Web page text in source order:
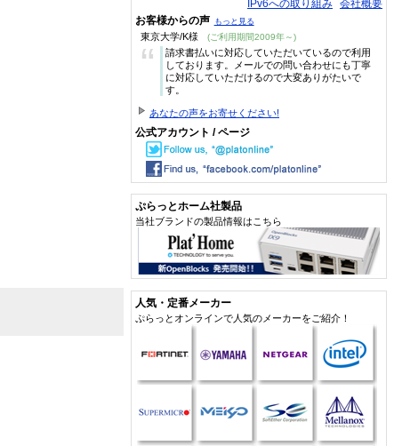
IPv6への取り組み 会社概要
お客様からの声 もっと見る
東京大学/K様 (ご利用期間2009年～)
“
請求書払いに対応していただいているので利用
しております。メールでの問い合わせにも丁寧
に対応していただけるので大変ありがたいで
す。
あなたの声をお寄せください!
公式アカウント / ページ
ぷらっとホーム社製品
当社ブランドの製品情報はこちら
人気・定番メーカー
ぷらっとオンラインで人気のメーカーをご紹介！